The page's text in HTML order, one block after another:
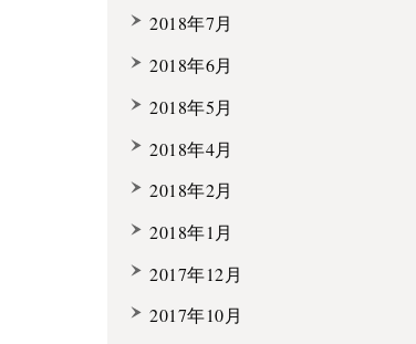
2018年7月
2018年6月
2018年5月
2018年4月
2018年2月
2018年1月
2017年12月
2017年10月